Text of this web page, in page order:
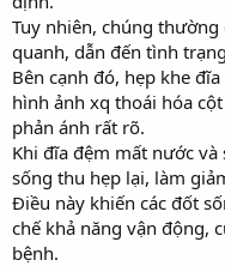
Tuy nhiên, chúng
quanh, dẫn đến tình
Bên cạnh đó, hẹp khe
hình ảnh xq thoái hóa
phản ánh rất rõ.
Khi đĩa đệm mất nước
sống thu hẹp lại, làm
Điều này khiến các đốt
chế khả năng vận động,
bệnh.